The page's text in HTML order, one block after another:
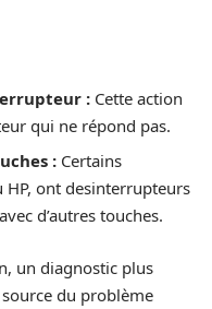
: Cette action
qui ne répond pas.
: Certains
ont desinterrupteurs
d’autres touches.
un diagnostic plus
du problème